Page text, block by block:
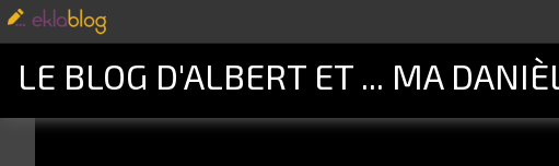
LE BLOG D'ALBERT ET ... MA